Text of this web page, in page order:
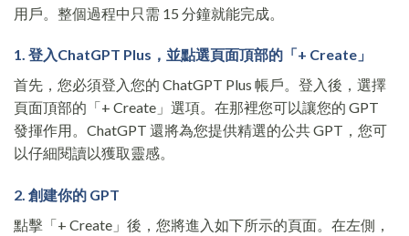
用戶。整個過程中只需 15 分鐘就能完成。
1. 登入ChatGPT Plus，並點選頁面頂部的「+ Create」
首先，您必須登入您的 ChatGPT Plus 帳戶。登入後，選擇
頁面頂部的「+ Create」選項。在那裡您可以讓您的 GPT
發揮作用。ChatGPT 還將為您提供精選的公共 GPT，您可
以仔細閱讀以獲取靈感。
2. 創建你的 GPT
點擊「+ Create」後，您將進入如下所示的頁面。在左側，